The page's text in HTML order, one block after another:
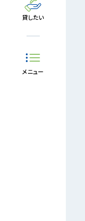
貸したい
メニュー